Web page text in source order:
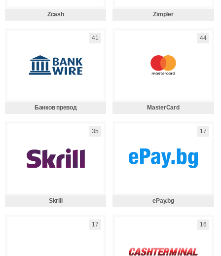
Zcash Zimpler
41
Банков превод
44
MasterCard
35
Skrill
17
ePay.bg
17 16